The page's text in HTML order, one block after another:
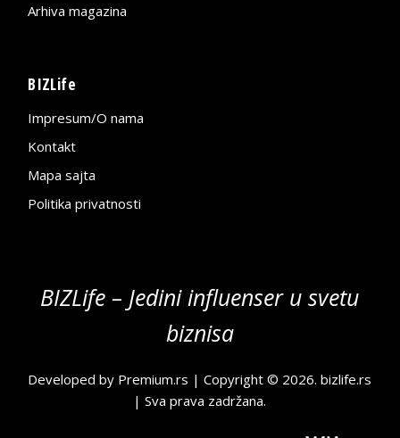
Arhiva magazina
BIZLife
Impresum/O nama
Kontakt
Mapa sajta
Politika privatnosti
BIZLife – Jedini influenser u svetu
biznisa
Developed by Premium.rs | Copyright © 2026.bizlife.rs
| Sva prava zadržana.